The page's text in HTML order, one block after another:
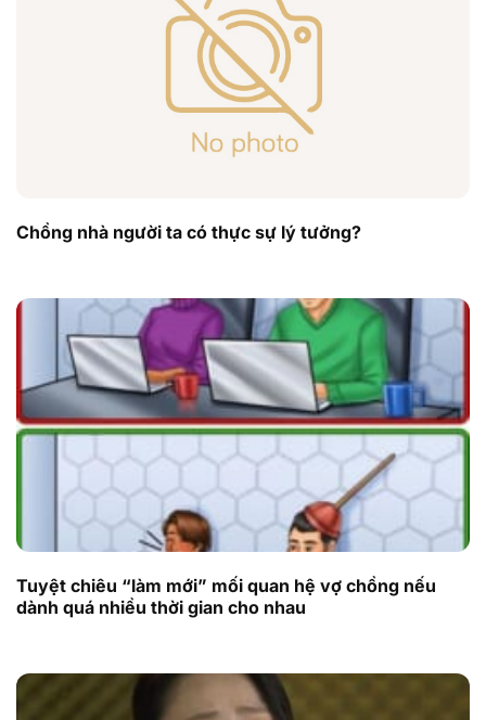
Chồng nhà người ta có thực sự lý tưởng?
Tuyệt chiêu “làm mới” mối quan hệ vợ chồng nếu
dành quá nhiều thời gian cho nhau